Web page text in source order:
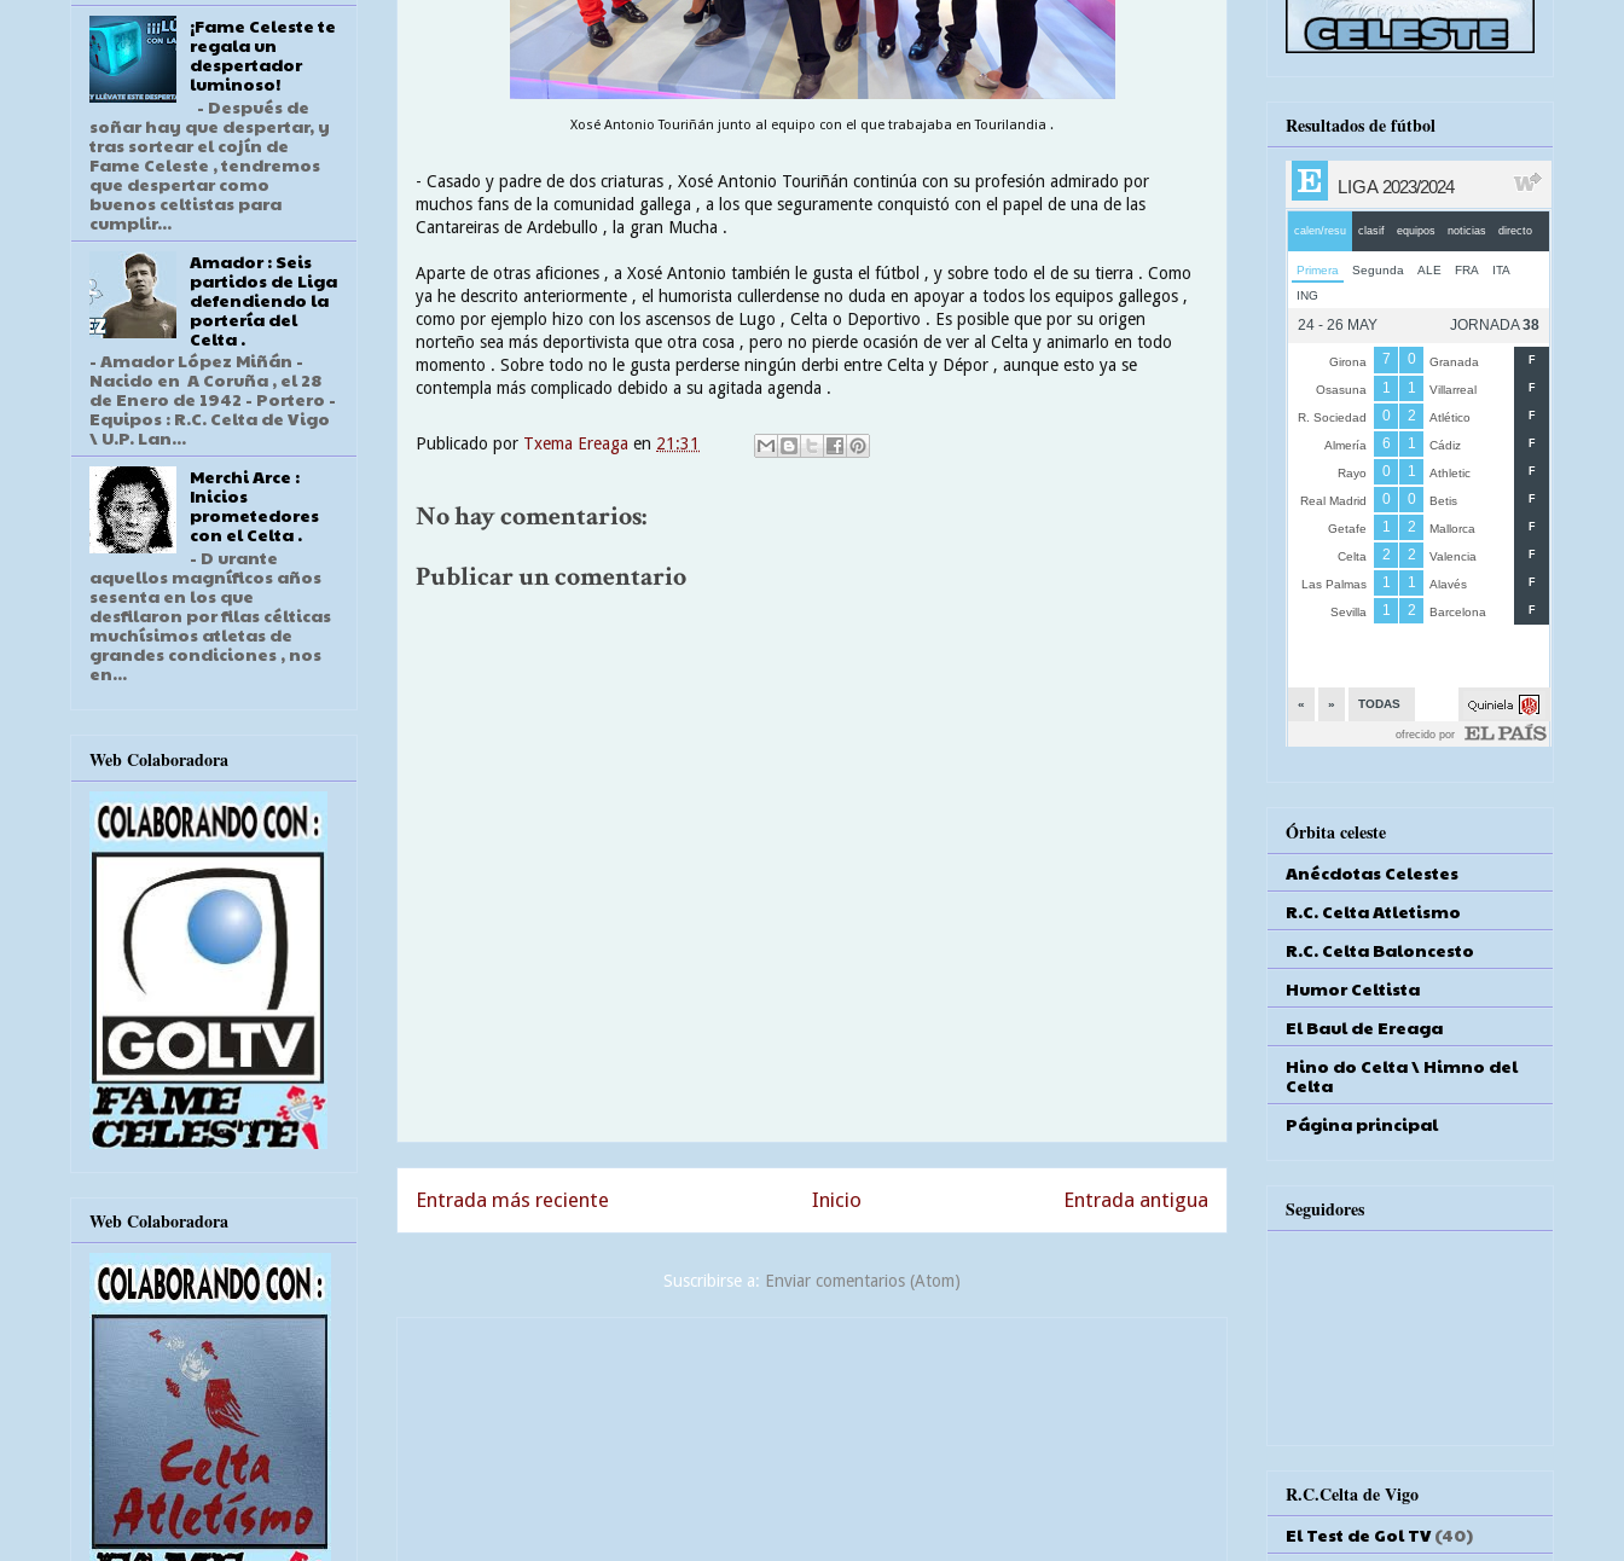
Xosé Antonio Touriñán junto al equipo con el que trabajaba en Tourilandia .
- Casado y padre de dos criaturas , Xosé Antonio Touriñán continúa con su profesión admirado por
muchos fans de la comunidad gallega , a los que seguramente conquistó con el papel de una de las
Cantareiras de Ardebullo , la gran Mucha .
Aparte de otras aficiones , a Xosé Antonio también le gusta el fútbol , y sobre todo el de su tierra . Como
ya he descrito anteriormente , el humorista cullerdense no duda en apoyar a todos los equipos gallegos ,
como por ejemplo hizo con los ascensos de Lugo , Celta o Deportivo . Es posible que por su origen
norteño sea más deportivista que otra cosa , pero no pierde ocasión de ver al Celta y animarlo en todo
momento . Sobre todo no le gusta perderse ningún derbi entre Celta y Dépor , aunque esto ya se
contempla más complicado debido a su agitada agenda .
Publicado por Txema Ereaga en 21:31
No hay comentarios:
Publicar un comentario
Entrada más reciente Entrada antigua
Inicio
Suscribirse a: Enviar comentarios (Atom)
¡Fame Celeste te
regala un
despertador
luminoso!
- Después de
soñar hay que despertar, y
tras sortear el cojín de
Fame Celeste , tendremos
que despertar como
buenos celtistas para
cumplir...
Amador : Seis
partidos de Liga
defendiendo la
portería del
Celta .
- Amador López Miñán -
Nacido en A Coruña , el 28
de Enero de 1942 - Portero -
Equipos : R.C. Celta de Vigo
\ U.P. Lan...
Merchi Arce :
Inicios
prometedores
con el Celta .
- D urante
aquellos magníficos años
sesenta en los que
desfilaron por filas célticas
muchísimos atletas de
grandes condiciones , nos
en...
Web Colaboradora
Web Colaboradora
Resultados de fútbol
Órbita celeste
Anécdotas Celestes
R.C. Celta Atletismo
R.C. Celta Baloncesto
Humor Celtista
El Baul de Ereaga
Hino do Celta \ Himno del
Celta
Página principal
Seguidores
R.C.Celta de Vigo
El Test de Gol TV (40)